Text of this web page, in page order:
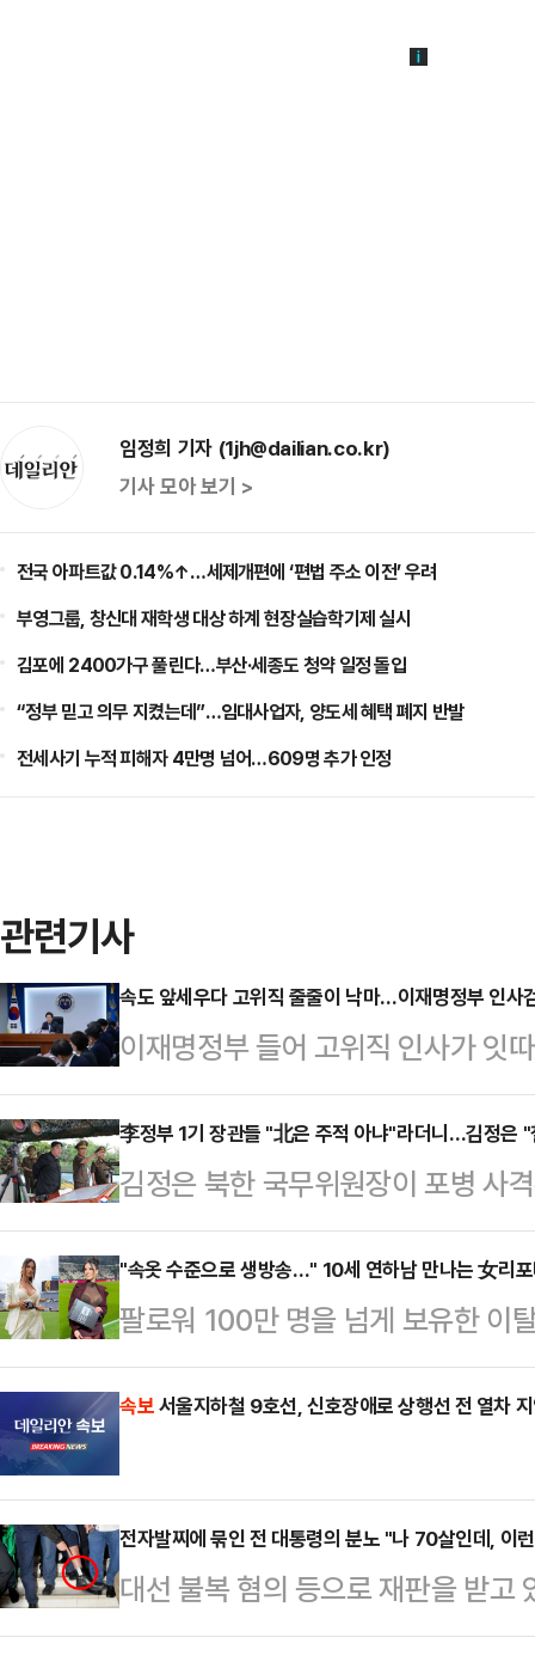
임정희 기자 (1jh@dailian.co.kr)
기사 모아 보기 >
전국 아파트값 0.14%↑…세제개편에 ‘편법 주소 이전’ 우려
부영그룹, 창신대 재학생 대상 하계 현장실습학기제 실시
김포에 2400가구 풀린다…부산·세종도 청약 일정 돌입
“정부 믿고 의무 지켰는데”…임대사업자, 양도세 혜택 폐지 반발
전세사기 누적 피해자 4만명 넘어…609명 추가 인정
관련기사
속도 앞세우다 고위직 줄줄이 낙마…이재명정부 인사
이재명정부 들어 고위직 인사가 잇
전반에 대한 문제 제기가 이어지고
의혹이 제기돼 지명이 철회되거나
통령실 참모진 일부도 여론 악화 속
구조적 허점이 드러났다는 평가가
출범 이후 현재까지 낙마한 고위직
배우자 명의 부동산 차명 보유 및
사퇴했다. 이진숙…
李정부 1기 장관들 "北은 주적 아냐"라더니…김정은
김정은 북한 국무위원장이 포병 사
점'과 실전 같은 훈련을 강조했다.
개정과 관련해 "대한민국을 철두철
고히 간주하도록 교육교양사업을
이 옳다"고 언급하며 대남 적대 노
김 위원장이 전날 대연합부대 포병
훈련경기 현장을 참관했다…
"속옷 수준으로 생방송…" 10세 연하남 만나는 女리
팔로워 100만 명을 넘게 보유한 이
나의 과한 노출 의상이 화제의 중
에 따르면 엘레오노라 인카르도나
착용했다.공개된 사진에 따르면 인
트와 브라톱 차림(사진 왼쪽)으로
셜미디어(SNS)에 공유돼 화제를
태의 상의 차림은 과하…
속보서울지하철 9호선, 신호장애로 상행선 전 열차
전자발찌에 묶인 전 대통령의 분노 "나 70살인데, 이
대선 불복 혐의 등으로 재판을 받고
령의 발목에 위치추적 전자장치(전